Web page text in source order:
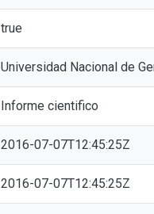
true
Universidad Nacional de
Informe cientifico
2016-07-07T12:45:25Z
2016-07-07T12:45:25Z